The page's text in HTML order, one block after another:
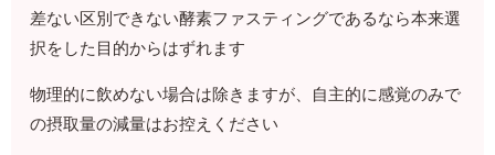
差ない区別できない酵素ファスティングであるなら本来選
択をした目的からはずれます
物理的に飲めない場合は除きますが、自主的に感覚のみで
の摂取量の減量はお控えください